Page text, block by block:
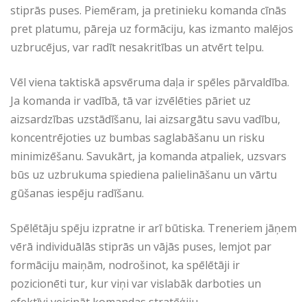
stiprās puses. Piemēram, ja pretinieku komanda cīnās
pret platumu, pāreja uz formāciju, kas izmanto malējos
uzbrucējus, var radīt nesakritības un atvērt telpu.
Vēl viena taktiskā apsvēruma daļa ir spēles pārvaldība.
Ja komanda ir vadībā, tā var izvēlēties pāriet uz
aizsardzības uzstādīšanu, lai aizsargātu savu vadību,
koncentrējoties uz bumbas saglabāšanu un risku
minimizēšanu. Savukārt, ja komanda atpaliek, uzsvars
būs uz uzbrukuma spiediena palielināšanu un vārtu
gūšanas iespēju radīšanu.
Spēlētāju spēju izpratne ir arī būtiska. Treneriem jāņem
vērā individuālās stiprās un vājās puses, lemjot par
formāciju maiņām, nodrošinot, ka spēlētāji ir
pozicionēti tur, kur viņi var vislabāk darboties un